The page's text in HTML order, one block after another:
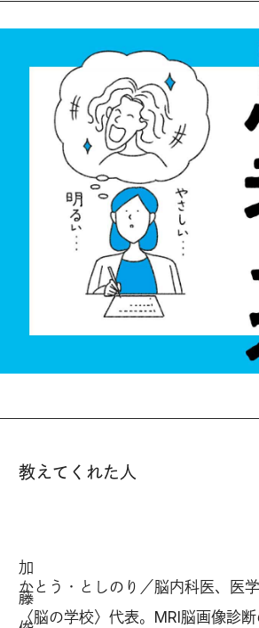
加
藤
教えてくれた人
かとう・としのり／脳内科医、医
〈脳の学校〉代表。MRI脳画像診